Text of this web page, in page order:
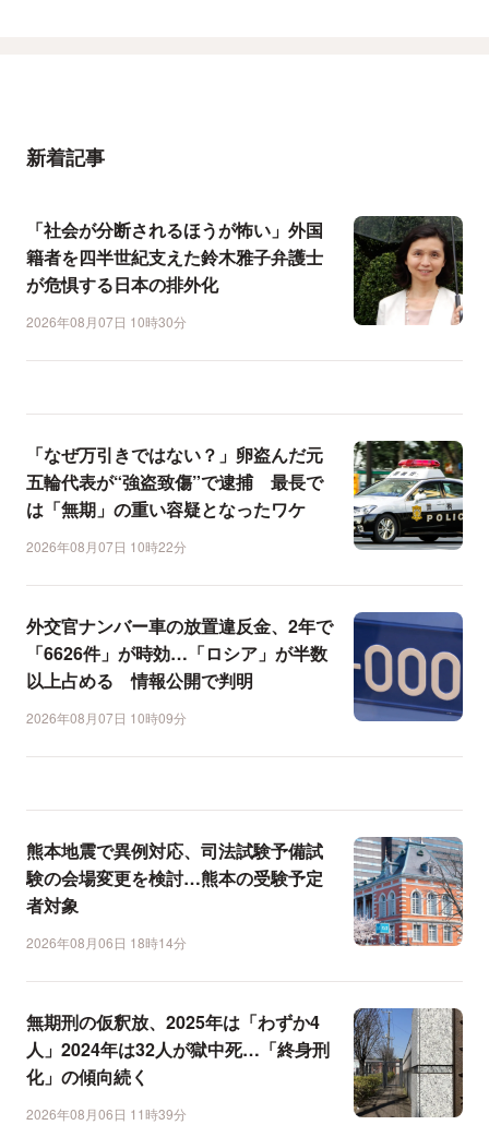
新着記事
「社会が分断されるほうが怖い」外国
籍者を四半世紀支えた鈴木雅子弁護士
が危惧する日本の排外化
2026年08月07日 10時30分
「なぜ万引きではない？」卵盗んだ元
五輪代表が“強盗致傷”で逮捕 最長で
は「無期」の重い容疑となったワケ
2026年08月07日 10時22分
外交官ナンバー車の放置違反金、2年で
「6626件」が時効…「ロシア」が半数
以上占める 情報公開で判明
2026年08月07日 10時09分
熊本地震で異例対応、司法試験予備試
験の会場変更を検討…熊本の受験予定
者対象
2026年08月06日 18時14分
無期刑の仮釈放、2025年は「わずか4
人」2024年は32人が獄中死…「終身刑
化」の傾向続く
2026年08月06日 11時39分